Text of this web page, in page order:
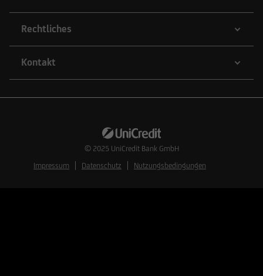
Rechtliches
Kontakt
© 2025 UniCredit Bank GmbH
Impressum
Datenschutz Nutzungsbedingungen